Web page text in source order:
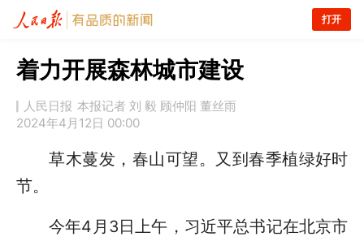
打开
着力开展森林城市建设
人民日报 本报记者 刘 毅 顾仲阳 董丝雨
2024年4月12日 00:00
草木蔓发，春山可望。又到春季植绿好时
节。
今年4月3日上午，习近平总书记在北京市